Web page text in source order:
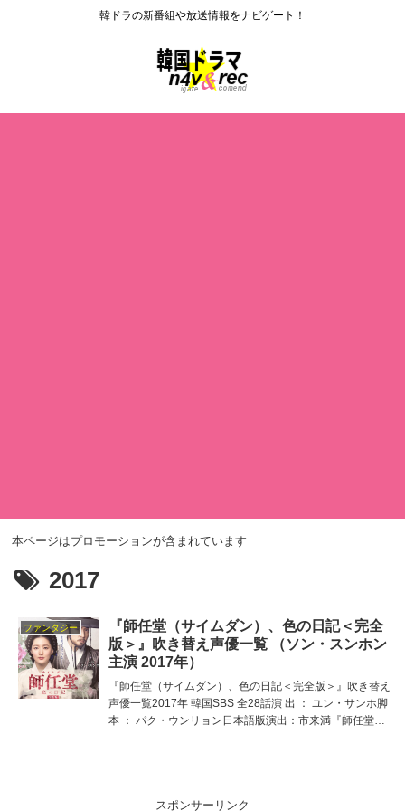
韓ドラの新番組や放送情報をナビゲート！
本ページはプロモーションが含まれています
2017
ファンタジー
『師任堂（サイムダン）、色の日記＜完全
版＞』吹き替え声優一覧 （ソン・スンホン
主演 2017年）
『師任堂（サイムダン）、色の日記＜完全版＞』吹き替え
声優一覧2017年 韓国SBS 全28話演 出 ： ユン・サンホ脚
本 ： パク・ウンリョン日本語版演出：市来満『師任堂
スポンサーリンク